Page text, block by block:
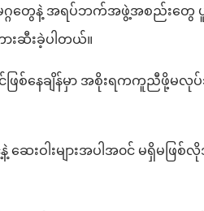
ေနဲ့ အရပ်ဘက်အဖွဲ့အစည်းတွေ ပူး
းဆီးခဲ့ပါတယ်။
ဖြစ်နေချိန်မှာ အစိုးရကကူညီဖို့
ေ့နဲ့ ဆေးဝါးများအပါအ၀င် မ